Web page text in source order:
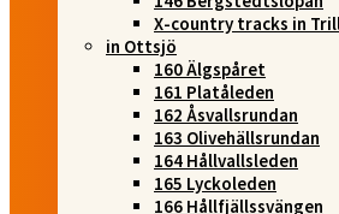
X-country tracks in
in Ottsjö
160 Älgspåret
161 Platåleden
162 Åsvallsrundan
163 Olivehällsrundan
164 Hållvallsleden
165 Lyckoleden
166 Hållfjällssvängen